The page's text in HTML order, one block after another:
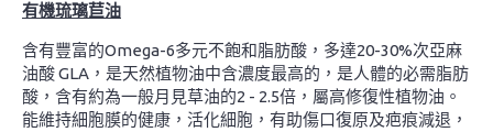
有機琉璃苣油
含有豐富的Omega-6多元不飽和脂肪酸，多達20-30%次亞麻
油酸 GLA，是天然植物油中含濃度最高的，是人體的必需脂肪
酸，含有約為一般月見草油的2 - 2.5倍，屬高修復性植物油。
能維持細胞膜的健康，活化細胞，有助傷口復原及疤痕減退，